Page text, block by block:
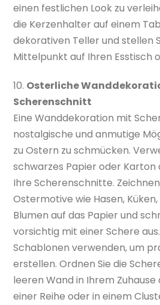
einen festlichen Look zu
die Kerzenhalter auf einem
dekorativen Teller und stellen
Mittelpunkt auf Ihren Esstisch
10. Osterliche
Scherenschnitt
Eine Wanddekoration mit
nostalgische und anmutige
zu Ostern zu schmücken.
schwarzes Papier oder Karton
Ihre Scherenschnitte.
Ostermotive wie Hasen,
Blumen auf das Papier und
vorsichtig mit einer Schere
Schablonen verwenden, um
erstellen. Ordnen Sie die
leeren Wand in Ihrem
einer Reihe oder in einem